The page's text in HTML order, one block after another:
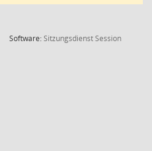
Software:SitzungsdienstSession(Wird in